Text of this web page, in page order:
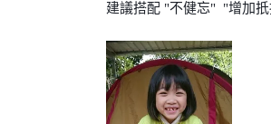
建議搭配 "不健忘" "增加